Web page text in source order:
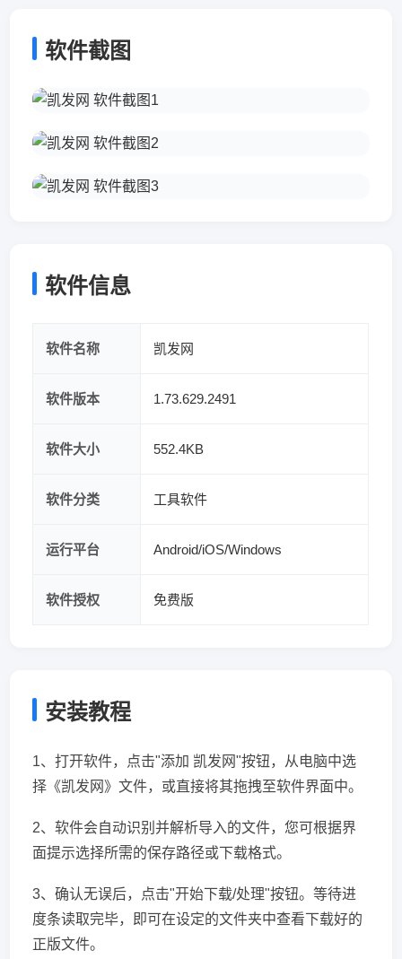
软件截图
软件信息
软件名称 凯发网
软件版本 1.73.629.2491
软件大小 552.4KB
软件分类 工具软件
运行平台 Android/iOS/Windows
软件授权 免费版
安装教程
1、打开软件，点击"添加 凯发网"按钮，从电脑中选
择《凯发网》文件，或直接将其拖拽至软件界面中。
2、软件会自动识别并解析导入的文件，您可根据界
面提示选择所需的保存路径或下载格式。
3、确认无误后，点击"开始下载/处理"按钮。等待进
度条读取完毕，即可在设定的文件夹中查看下载好的
正版文件。